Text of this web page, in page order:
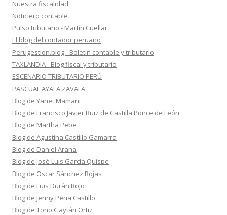
Nuestra fiscalidad
Noticiero contable
Pulso tributario - Martín Cuellar
El blog del contador peruano
Perugestion.blog - Boletín contable y tributario
TAXLANDIA - Blog fiscal y tributario
ESCENARIO TRIBUTARIO PERÚ
PASCUAL AYALA ZAVALA
Blog de Yanet Mamani
Blog de Francisco Javier Ruiz de Castilla Ponce de León
Blog de Martha Pebe
Blog de Agustina Castillo Gamarra
Blog de Daniel Arana
Blog de José Luis García Quispe
Blog de Oscar Sánchez Rojas
Blog de Luis Durán Rojo
Blog de Jenny Peña Castillo
Blog de Toño Gaytán Ortiz